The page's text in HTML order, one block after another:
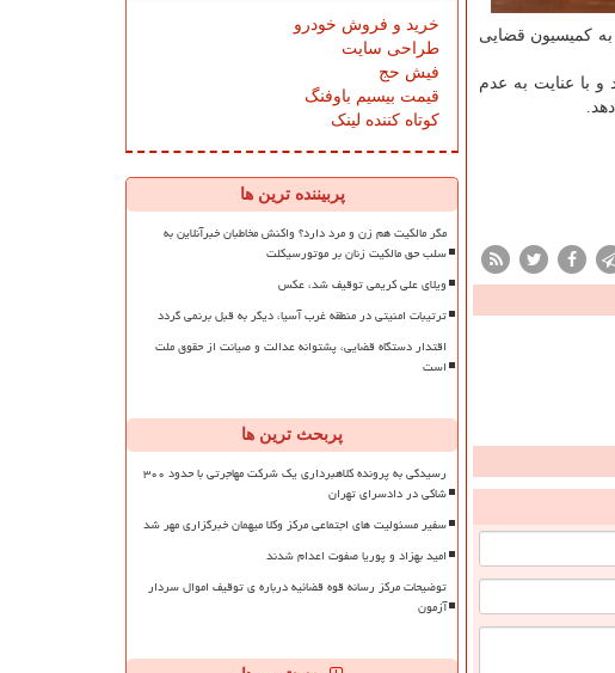
به كمیسیون قضایی
و با عنایت به عدم
خرید و فروش خودرو
طراحی سایت
فیش حج
قیمت بیسیم باوفنگ
کوتاه کننده لینک
پربیننده ترین ها
مگر مالکیت هم زن و مرد دارد؟ واکنش مخاطبان خبرآنلاین به
سلب حق مالکیت زنان بر موتورسیکلت
ویلای علی کریمی توقیف شد، عکس
ترتیبات امنیتی در منطقه غرب آسیا، دیگر به قبل برنمی گردد
اقتدار دستگاه قضایی، پشتوانه عدالت و صیانت از حقوق ملت
است
پربحث ترین ها
رسیدگی به پرونده کلاهبرداری یک شرکت مهاجرتی با حدود ۳۰۰
شاکی در دادسرای تهران
سفیر مسئولیت های اجتماعی مرکز وکلا میهمان خبرگزاری مهر شد
امید بهزاد و پوریا صفوت اعدام شدند
توضیحات مرکز رسانه قوه قضائیه درباره ی توقیف اموال سردار
آزمون